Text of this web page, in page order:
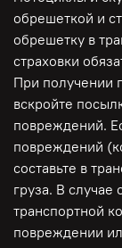
ТОВАРНО-
ПОГРУЗКИ,
обрешеткой и
обрешетку в
страховки
При получении
вскройте
повреждений.
повреждений
составьте в
груза. В случае
транспортной
повреждении